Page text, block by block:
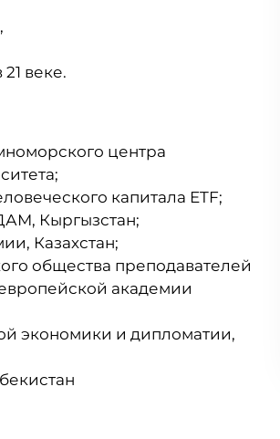
веке.
центра
капитала ETF;
Кыргызстан;
Казахстан;
общества преподавателей
академии
экономики и дипломатии,